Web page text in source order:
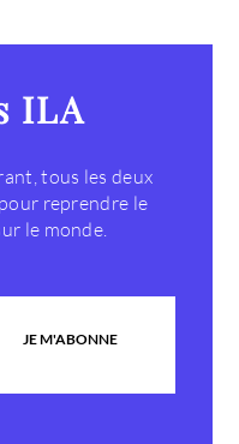
ILA
tous les deux
reprendre le
le monde.
JE M'ABONNE